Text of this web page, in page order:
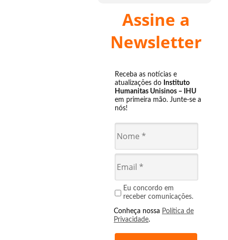
Assine a
Newsletter
Receba as notícias e
atualizações do Instituto
Humanitas Unisinos – IHU
em primeira mão. Junte-se a
nós!
Eu concordo em
receber comunicações.
Conheça nossa Política de
Privacidade.